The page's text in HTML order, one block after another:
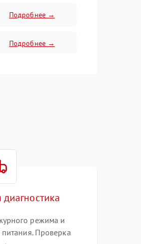
Подробнее →
Подробнее →
диагностика
режима и
Проверка